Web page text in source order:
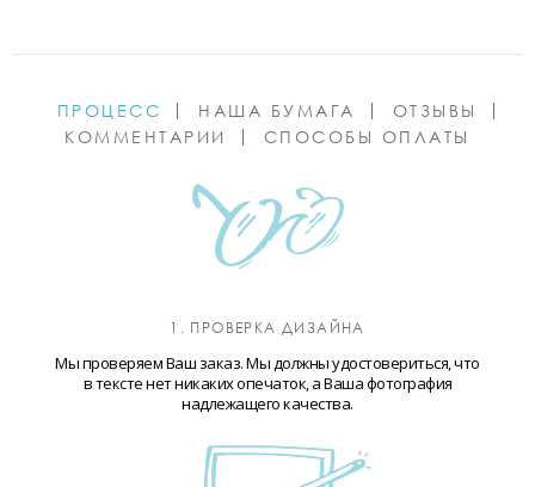
ПРОЦЕСС НАША БУМАГА
ОТЗЫВЫ
КОММЕНТАРИИ
СПОСОБЫ ОПЛАТЫ
1. ПРОВЕРКА ДИЗАЙНА
Мы проверяем Ваш заказ. Мы должны удостовериться, что
в тексте нет никаких опечаток, а Ваша фотография
надлежащего качества.